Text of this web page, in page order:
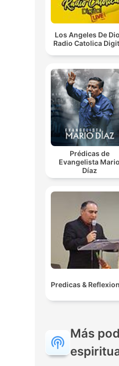
Los Angeles De
Radio Catolica
Prédicas de
Evangelista Mario
Díaz
Predicas &
Más